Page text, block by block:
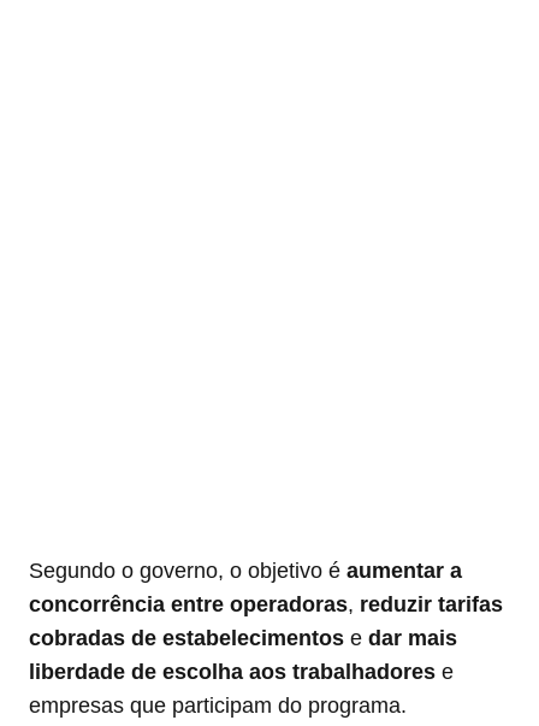
Segundo o governo, o objetivo é aumentar a
concorrência entre operadoras, reduzir tarifas
cobradas de estabelecimentos e dar mais
liberdade de escolha aos trabalhadores e
empresas que participam do programa.